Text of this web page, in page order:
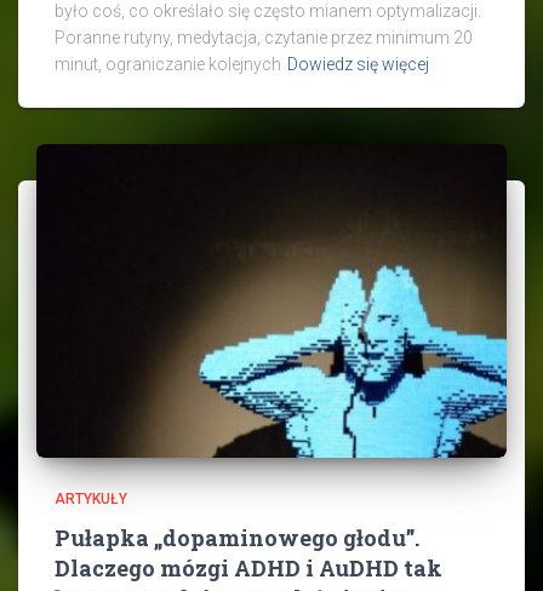
było coś, co określało się często mianem optymalizacji.
Poranne rutyny, medytacja, czytanie przez minimum 20
minut, ograniczanie kolejnych Dowiedz się więcej
ARTYKUŁY
Pułapka „dopaminowego głodu”.
Dlaczego mózgi ADHD i AuDHD tak